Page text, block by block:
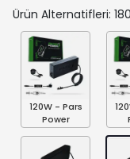
Ürün Alternatifleri:
120W - Pars
Power